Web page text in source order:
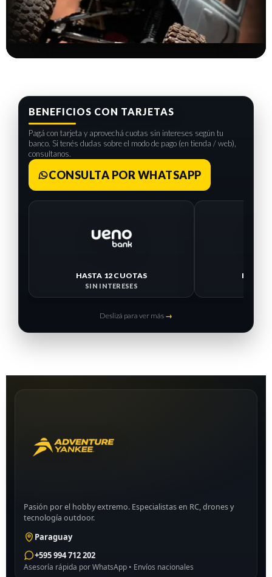
BENEFICIOS CON TARJETAS
Pagá con tarjeta y aprovechá cuotas sin intereses según tu
banco. Si tenés dudas sobre el modo de pago (en tienda / web),
consultanos.
CONSULTA POR WHATSAPP
HASTA 12 CUOTAS
SIN INTERESES
HASTA
Deslizá para ver más →
Pasión por el hobby extremo. Especialistas en RC, drones y
tecnología outdoor.
Paraguay
+595 994 712 202
Asesoría rápida por WhatsApp • Envíos nacionales